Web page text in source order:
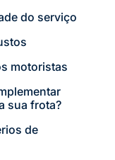
do serviço
motoristas
sua frota?
de